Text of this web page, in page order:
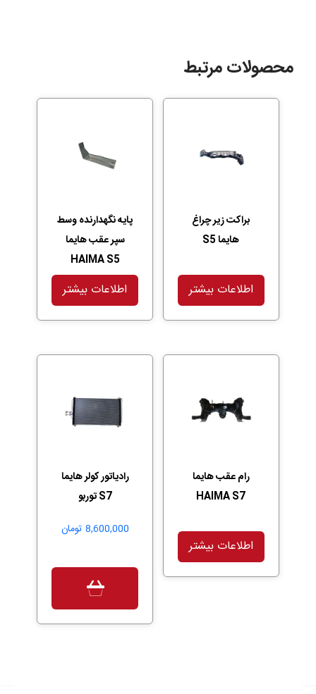
محصولات مرتبط
براکت زیر چراغ
هایما S5
اطلاعات بیشتر
پایه نگهدارنده وسط
سپر عقب هایما
HAIMA S5
اطلاعات بیشتر
رام عقب هایما
HAIMA S7
اطلاعات بیشتر
رادیاتور کولر هایما
S7 توربو
8,600,000 تومان